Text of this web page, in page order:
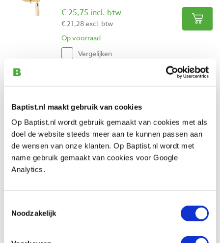
Baptist.nl maakt gebruik van cookies
Op Baptist.nl wordt gebruik gemaakt van cookies met als
doel de website steeds meer aan te kunnen passen aan
de wensen van onze klanten. Op Baptist.nl wordt met
name gebruik gemaakt van cookies voor Google
Analytics.
Noodzakelijk
€ 25,75 incl. btw
€ 21,28 excl. btw
Op voorraad
Vergelijken
Dubuque parallel klem 127 mm met
Artikelnummer: 32316
€ 25,75 incl. btw
€ 21,28 excl. btw
Op voorraad